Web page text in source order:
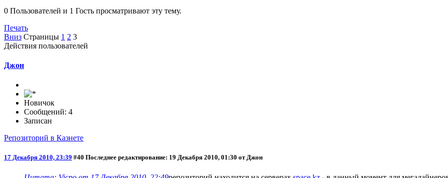
0 Пользователей и 1 Гость просматривают эту тему.
Печать
Вниз Страницы 1 2 3
Действия пользователей
Джон
Новичок
Сообщений: 4
Записан
Репозиторий в Казнете
17 Декабря 2010, 23:39 #40 Последнее редактирование: 19 Декабря 2010, 01:30 от Джон